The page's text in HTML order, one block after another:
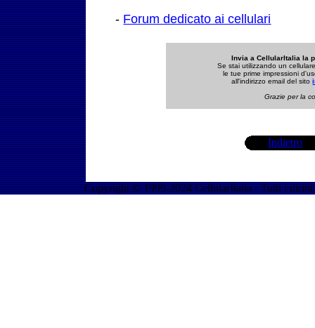
- Forum dedicato ai cellulari
Invia a CellularItalia la
Se stai utilizzando un
le tue prime impressioni
all'indirizzo email del sito
Grazie per la
Indietro
Copyright © 1999-2024 CellularItalia - Tutti i diritti